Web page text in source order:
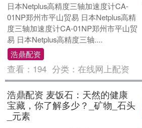
日本Netplus高精度三轴加速度计CA-
01NP郑州市平山贸易 日本Netplus高精
度三轴加速度计CA-01NP郑州市平山贸
易 日本Netplus高精度三轴....
浩鼎配资
查看： 194 分类：在线网上配资
浩鼎配资 麦饭石：天然的健康
宝藏，你了解多少？_矿物_石头
_元素